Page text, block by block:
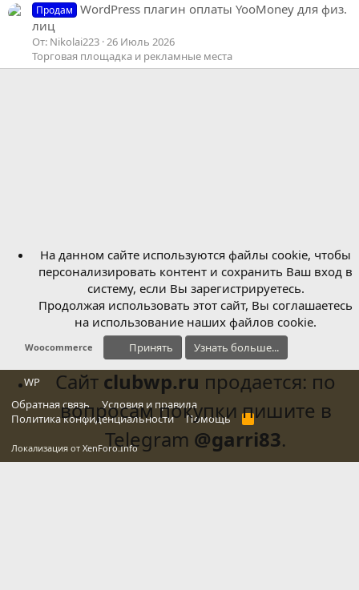
Продам
WordPress плагин оплаты YooMoney для физ.
лиц
От: Nikolai223 26 Июль 2026
Торговая площадка и рекламные места
Woocommerce
WP
Обратная связь
Условия и правила
Политика конфиденциальности
Помощь
R
S
Локализация от XenForo.Info
На данном сайте используются файлы cookie, чтобы
персонализировать контент и сохранить Ваш вход в
систему, если Вы зарегистрируетесь.
Продолжая использовать этот сайт, Вы соглашаетесь
на использование наших файлов cookie.
Принять Узнать больше...
Сайт clubwp.ru продается: по
вопросам покупки пишите в
Telegram @garri83.